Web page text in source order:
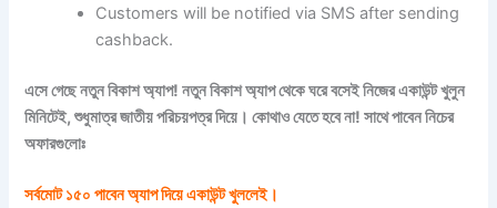
Customers will be notified via SMS after sending
cashback.
এসে গেছে নতুন বিকাশ অ্যাপ! নতুন বিকাশ অ্যাপ থেকে ঘরে বসেই নিজের একাউন্ট খুলুন
মিনিটেই, শুধুমাত্র জাতীয় পরিচয়পত্র দিয়ে। কোথাও যেতে হবে না! সাথে পাবেন নিচের
অফারগুলোঃ
সর্বমোট ১৫০ পাবেন অ্যাপ দিয়ে একাউন্ট খুললেই।